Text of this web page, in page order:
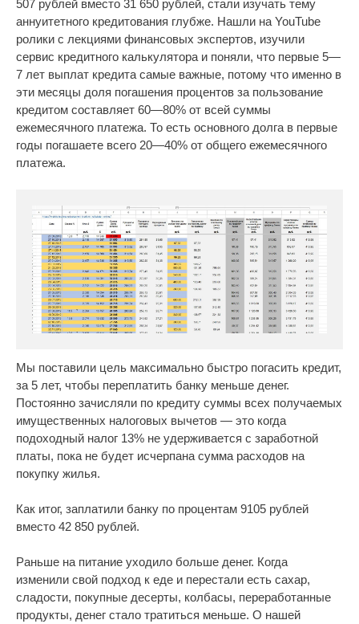
507 рублей вместо 31 650 рублей, стали изучать тему
аннуитетного кредитования глубже. Нашли на YouTube
ролики с лекциями финансовых экспертов, изучили
сервис кредитного калькулятора и поняли, что первые 5—
7 лет выплат кредита самые важные, потому что именно в
эти месяцы доля погашения процентов за пользование
кредитом составляет 60—80% от всей суммы
ежемесячного платежа. То есть основного долга в первые
годы погашаете всего 20—40% от общего ежемесячного
платежа.
Мы поставили цель максимально быстро погасить кредит,
за 5 лет, чтобы переплатить банку меньше денег.
Постоянно зачисляли по кредиту суммы всех получаемых
имущественных налоговых вычетов — это когда
подоходный налог 13% не удерживается с заработной
платы, пока не будет исчерпана сумма расходов на
покупку жилья.
Как итог, заплатили банку по процентам 9105 рублей
вместо 42 850 рублей.
Раньше на питание уходило больше денег. Когда
изменили свой подход к еде и перестали есть сахар,
сладости, покупные десерты, колбасы, переработанные
продукты, денег стало тратиться меньше. О нашей